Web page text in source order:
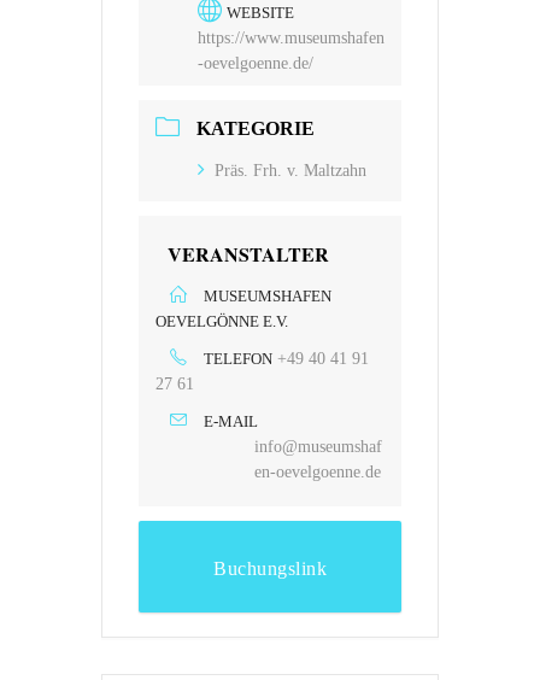
WEBSITE
https://www.museumshafen
-oevelgoenne.de/
KATEGORIE
Präs. Frh. v. Maltzahn
VERANSTALTER
MUSEUMSHAFEN
OEVELGÖNNE E.V.
TELEFON +49 40 41 91
27 61
E-MAIL
info@museumshaf
en-oevelgoenne.de
Buchungslink